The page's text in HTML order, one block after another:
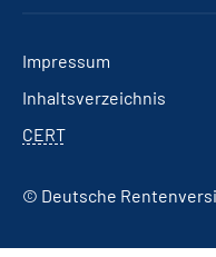
Impressum
Inhaltsverzeichnis
CERT
© Deutsche